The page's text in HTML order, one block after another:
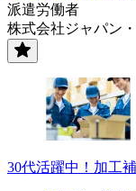
派遣労働者
株式会社ジャパン
30代活躍中！加工